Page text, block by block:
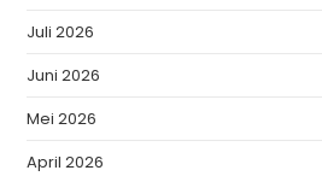
Juli 2026
Juni 2026
Mei 2026
April 2026